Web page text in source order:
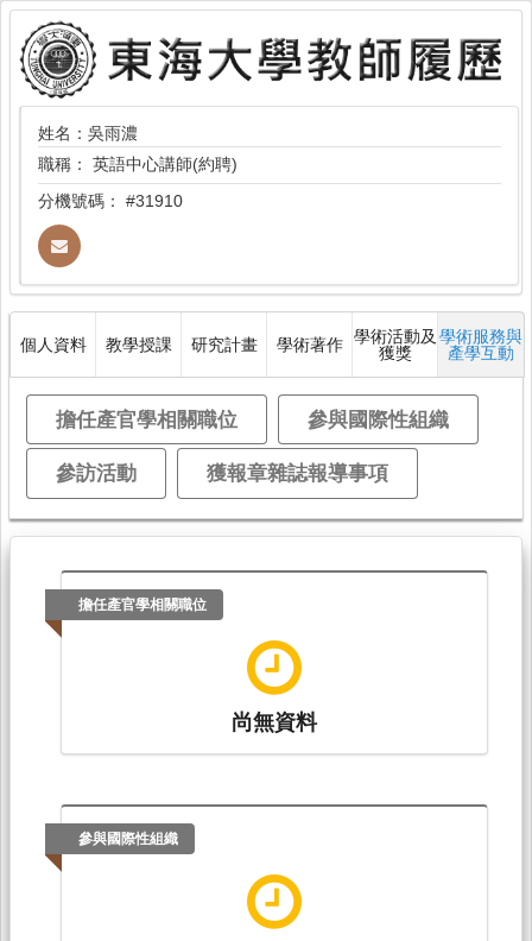
姓名：吳雨濃
職稱： 英語中心講師(約聘)
分機號碼： #31910
個人資料 教學授課 研究計畫 學術著作 學術活動及
獲獎
學術服務與
產學互動
擔任產官學相關職位 參與國際性組織
參訪活動 獲報章雜誌報導事項
擔任產官學相關職位
尚無資料
參與國際性組織